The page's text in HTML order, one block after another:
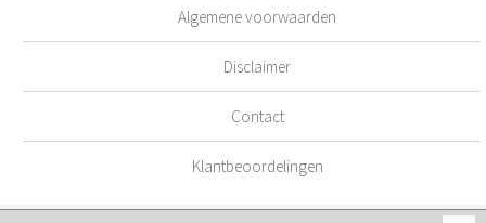
Algemene voorwaarden
Disclaimer
Contact
Klantbeoordelingen